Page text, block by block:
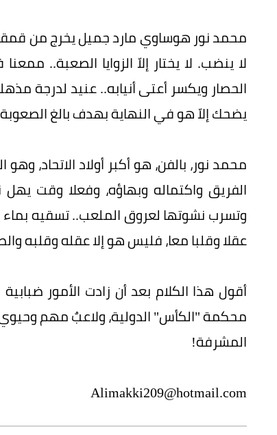
محمد نور هوساوي مارد جميل يخرج من
لا ينضب. لا يختار إلاّ الزوايا الصعبة..
الحصار ويكسر أعتى أنيابه.. عنيد لدرجة
يضحك إلاّ هو في النهاية بهدف بالغ
محمد نور، بالفن، هو أكبر أولاد الاتحاد،
الفريق واكتماله وبهاؤه، وفعلا وقت
وتسرب نشوتها لعروق الملعب.. تسقيه
عقلا وقلبا معا، فليس هو إلا عقله وقلبه
أقول هذا الكلام بعد أن زادت الأمور
محكمة "الكأس" الدولية، ولاعبٌ مهم
المشرفة!
Alimakki209@hotmail.com